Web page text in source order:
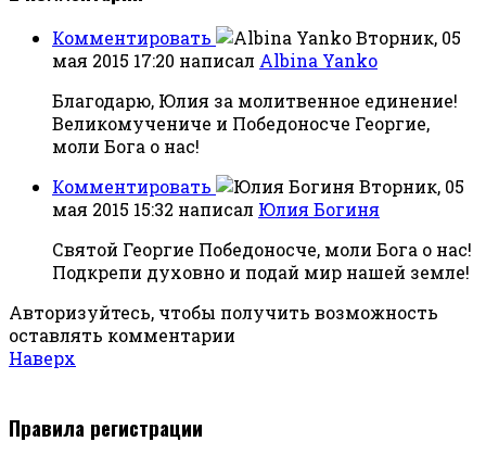
Комментировать
Вторник, 05
мая 2015 17:20 написал Albina Yanko
Благодарю, Юлия за молитвенное единение!
Великомучениче и Победоносче Георгие,
моли Бога о нас!
Комментировать
Вторник, 05
мая 2015 15:32 написал Юлия Богиня
Святой Георгие Победоносче, моли Бога о нас!
Подкрепи духовно и подай мир нашей земле!
Авторизуйтесь, чтобы получить возможность
оставлять комментарии
Наверх
Правила регистрации